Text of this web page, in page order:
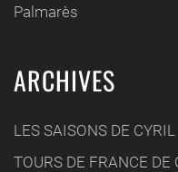
Palmarès
ARCHIVES
LES SAISONS DE CYRIL
TOURS DE FRANCE DE